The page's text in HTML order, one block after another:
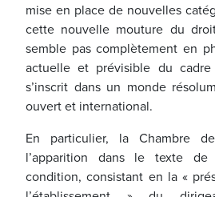
mise en place de nouvelles
cette nouvelle mouture du
semble pas complètement en
actuelle et prévisible du cadre
s’inscrit dans un monde
ouvert et international.
En particulier, la Chambre
l’apparition dans le texte
condition, consistant en la «